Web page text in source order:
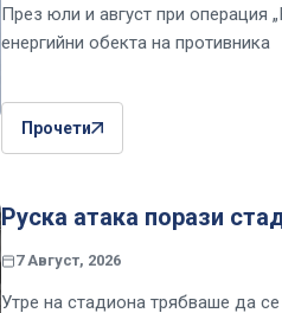
През юли и август при
енергийни обекта на противника
Прочети
Руска атака порази
7 Август, 2026
Утре на стадиона трябваше да